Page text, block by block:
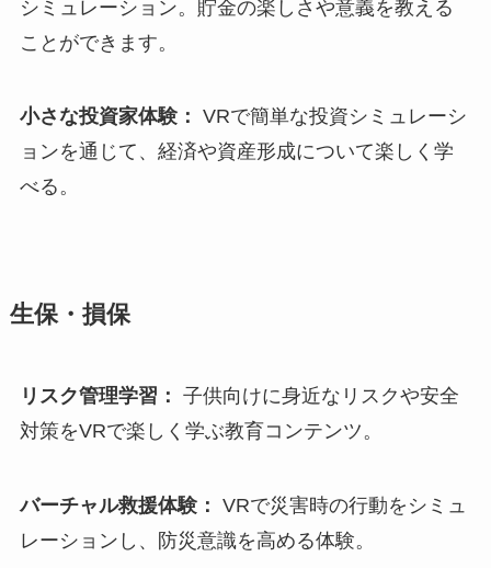
シミュレーション。貯金の楽しさや意義を教える
ことができます。
小さな投資家体験： VRで簡単な投資シミュレーシ
ョンを通じて、経済や資産形成について楽しく学
べる。
生保・損保
リスク管理学習： 子供向けに身近なリスクや安全
対策をVRで楽しく学ぶ教育コンテンツ。
バーチャル救援体験： VRで災害時の行動をシミュ
レーションし、防災意識を高める体験。